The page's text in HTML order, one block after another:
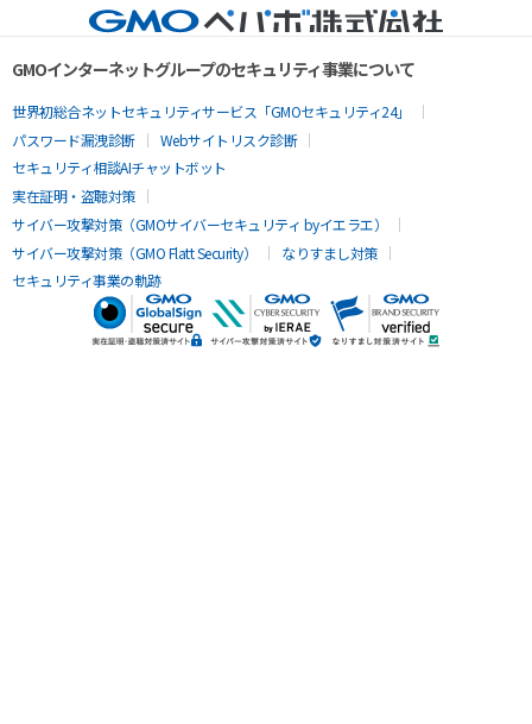
GMOインターネットグループのセキュリティ事業について
世界初総合ネットセキュリティサービス「GMOセキュリティ24」
パスワード漏洩診断
Webサイトリスク診断
セキュリティ相談AIチャットボット
実在証明・盗聴対策
サイバー攻撃対策（GMOサイバーセキュリティ byイエラエ）
サイバー攻撃対策（GMO Flatt Security）
なりすまし対策
セキュリティ事業の軌跡